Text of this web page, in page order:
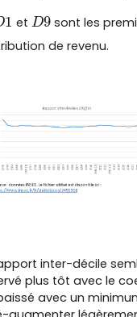
1
1 et D9
D9 sont les
de revenu.
inter-décile
plus tôt avec le
avec un